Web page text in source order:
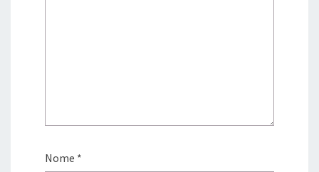
Nome *